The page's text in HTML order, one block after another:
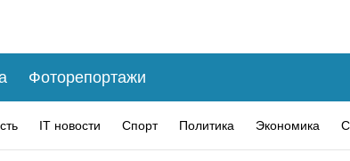
Фоторепортажи
IT новости Спорт Политика Экономика